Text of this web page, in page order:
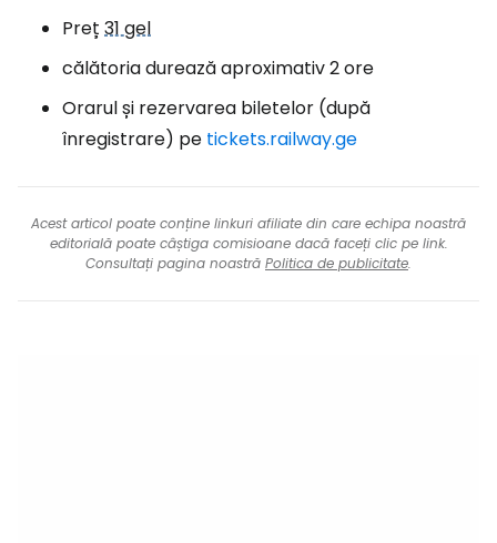
Preț 31 gel
călătoria durează aproximativ 2 ore
Orarul și rezervarea biletelor (după
înregistrare) pe tickets.railway.ge
Acest articol poate conține linkuri afiliate din care echipa noastră
editorială poate câștiga comisioane dacă faceți clic pe link.
Consultați pagina noastră Politica de publicitate.